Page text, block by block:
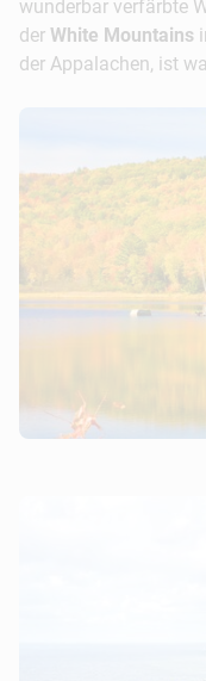
wunderbar verfärbte
der White Mountains
der Appalachen, ist